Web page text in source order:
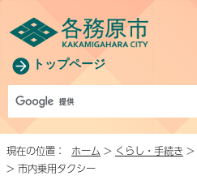
トップページ
現在の位置： ホーム > くらし・手続き >
> 市内乗用タクシー